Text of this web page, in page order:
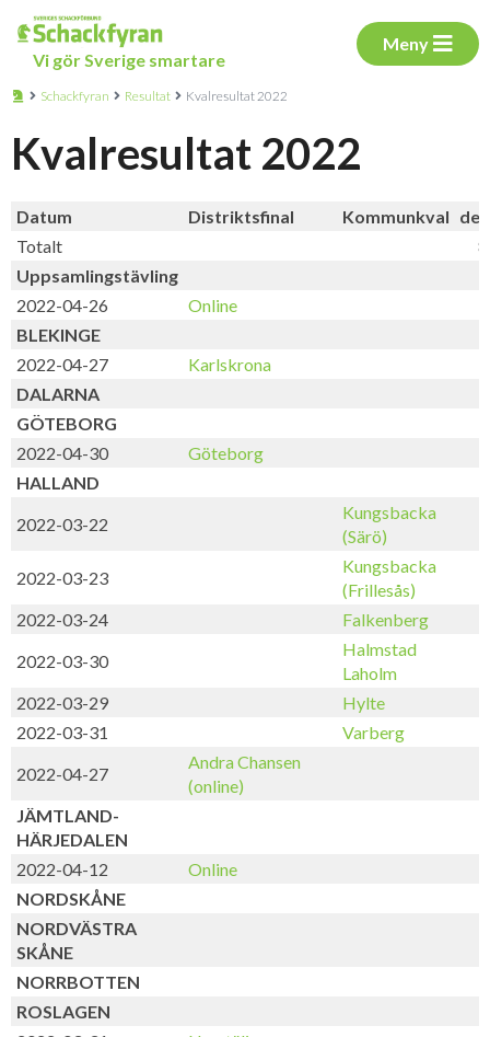
Vi gör Sverige smartare
Meny
Schackfyran Resultat Kvalresultat 2022
Kvalresultat 2022
Datum Distriktsfinal Kommunkval
Totalt
Uppsamlingstävling
2022-04-26
Online
BLEKINGE
2022-04-27
Karlskrona
DALARNA
GÖTEBORG
2022-04-30
Göteborg
HALLAND
2022-03-22
Kungsbacka
(Särö)
2022-03-23
Kungsbacka
(Frillesås)
2022-03-24
Falkenberg
2022-03-30
Halmstad
Laholm
2022-03-29
Hylte
2022-03-31
Varberg
2022-04-27
Andra Chansen
(online)
JÄMTLAND-
HÄRJEDALEN
2022-04-12
Online
NORDSKÅNE
NORDVÄSTRA
SKÅNE
NORRBOTTEN
ROSLAGEN